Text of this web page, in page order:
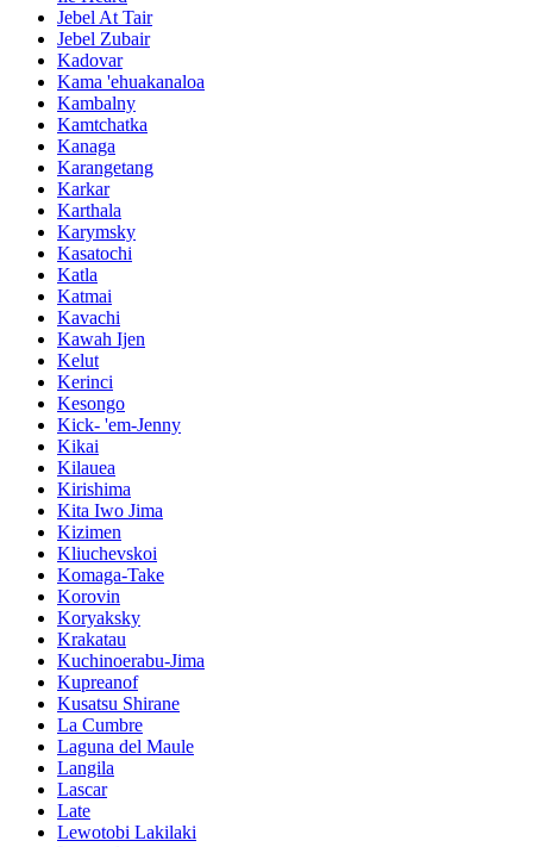
Jebel At Tair
Jebel Zubair
Kadovar
Kama 'ehuakanaloa
Kambalny
Kamtchatka
Kanaga
Karangetang
Karkar
Karthala
Karymsky
Kasatochi
Katla
Katmai
Kavachi
Kawah Ijen
Kelut
Kerinci
Kesongo
Kick- 'em-Jenny
Kikai
Kilauea
Kirishima
Kita Iwo Jima
Kizimen
Kliuchevskoi
Komaga-Take
Korovin
Koryaksky
Krakatau
Kuchinoerabu-Jima
Kupreanof
Kusatsu Shirane
La Cumbre
Laguna del Maule
Langila
Lascar
Late
Lewotobi Lakilaki